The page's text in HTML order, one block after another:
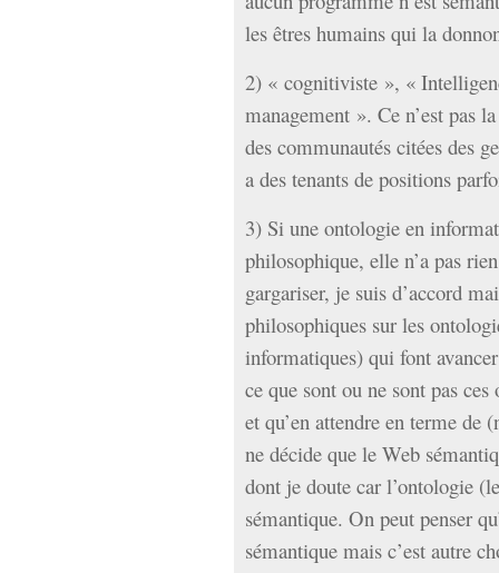
les êtres humains qui la
2) « cognitiviste », «
management ». Ce n’est pas
des communautés citées des
a des tenants de positions
3) Si une ontologie en
philosophique, elle n’a pas
gargariser, je suis d’accord
philosophiques sur les
informatiques) qui font
ce que sont ou ne sont pas
et qu’en attendre en terme
ne décide que le Web
dont je doute car l’ontologie
sémantique. On peut penser
sémantique mais c’est autre